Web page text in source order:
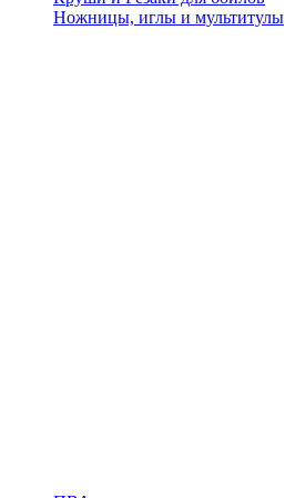
Ножницы, иглы и мультитулы